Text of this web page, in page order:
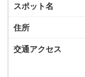
スポット名
住所
交通アクセス